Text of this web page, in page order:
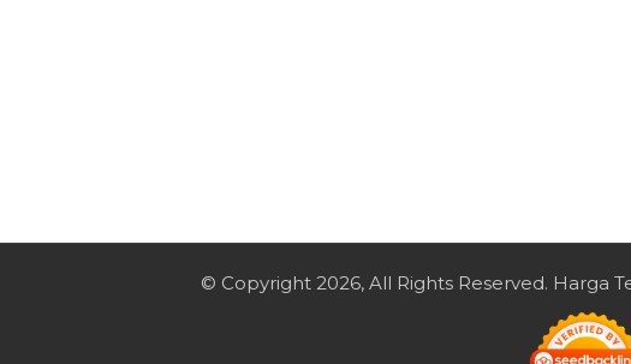
© Copyright 2026, All Rights Reserved. Harga